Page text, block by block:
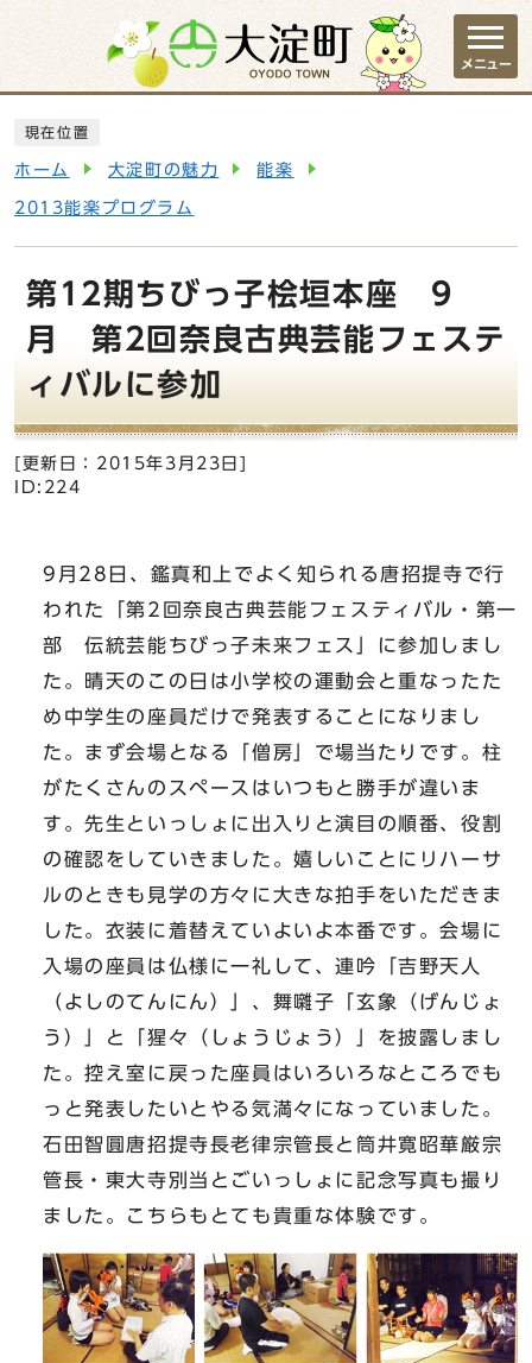
ページの先頭です
メニュー
現在位置
ホーム 大淀町の魅力 能楽
2013能楽プログラム
第12期ちびっ子桧垣本座 9
月 第2回奈良古典芸能フェステ
ィバルに参加
[更新日： 2015年3月23日
ID:224
9月28日、鑑真和上でよく知られる唐招提寺で行
われた「第2回奈良古典芸能フェスティバル・第一
部 伝統芸能ちびっ子未来フェス」に参加しまし
た。晴天のこの日は小学校の運動会と重なったた
め中学生の座員だけで発表することになりまし
た。まず会場となる「僧房」で場当たりです。柱
がたくさんのスペースはいつもと勝手が違いま
す。先生といっしょに出入りと演目の順番、役割
の確認をしていきました。嬉しいことにリハーサ
ルのときも見学の方々に大きな拍手をいただきま
した。衣装に着替えていよいよ本番です。会場に
入場の座員は仏様に一礼して、連吟「吉野天人
（よしのてんにん）」、舞囃子「玄象（げんじょ
う）」と「猩々（しょうじょう）」を披露しまし
た。控え室に戻った座員はいろいろなところでも
っと発表したいとやる気満々になっていました。
石田智圓唐招提寺長老律宗管長と筒井寛昭華厳宗
管長・東大寺別当とごいっしょに記念写真も撮り
ました。こちらもとても貴重な体験です。